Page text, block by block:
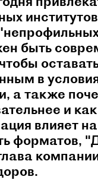
быть
в
а также
и как
влияет на
форматов,